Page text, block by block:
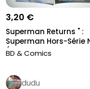
3,20 €
Superman Returns " :
Superman Hors-Série
( Ju...
BD & Comics
dudu